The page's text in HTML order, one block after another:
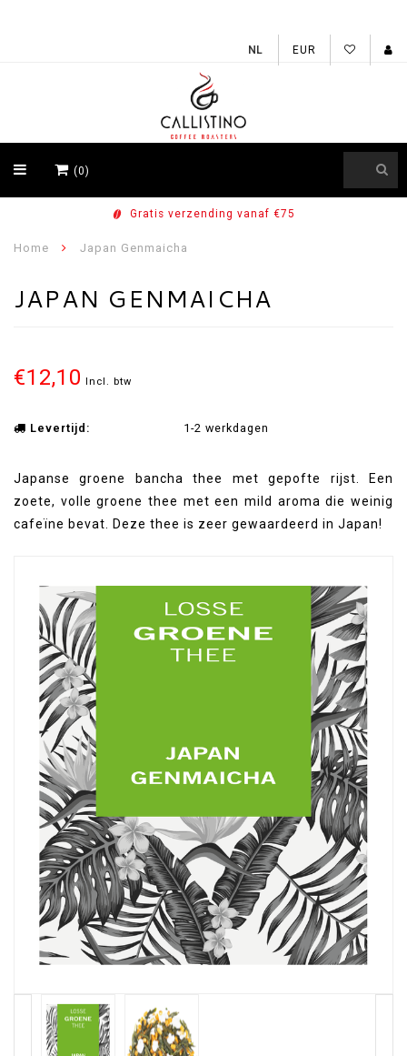
EUR
(0)
Gratis verzending vanaf €75
Home Japan Genmaicha
JAPAN GENMAICHA
€12,10 Incl. btw
Levertijd: 1-2 werkdagen
Japanse groene bancha thee met gepofte rijst. Een
zoete, volle groene thee met een mild aroma die weinig
cafeïne bevat. Deze thee is zeer gewaardeerd in Japan!